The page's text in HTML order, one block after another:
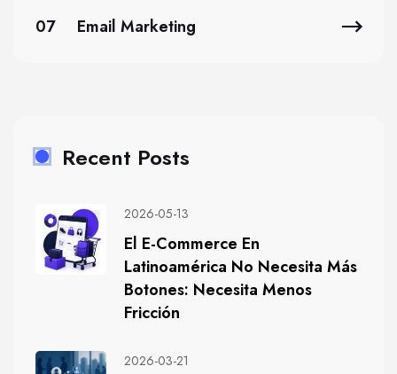
07
Email Marketing
Recent Posts
2026-05-13
El E-Commerce En
Latinoamérica No Necesita Más
Botones: Necesita Menos
Fricción
2026-03-21